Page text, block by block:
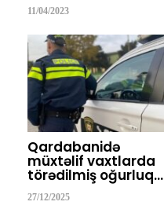
11/04/2023
Qardabanidə
müxtəlif vaxtlarda
törədilmiş oğurluq…
27/12/2025